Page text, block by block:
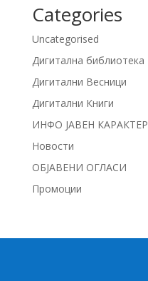
Categories
Uncategorised
Дигитална библиотека
Дигитални Весници
Дигитални Книги
ИНФО ЈАВЕН КАРАКТЕР
Новости
ОБЈАВЕНИ ОГЛАСИ
Промоции